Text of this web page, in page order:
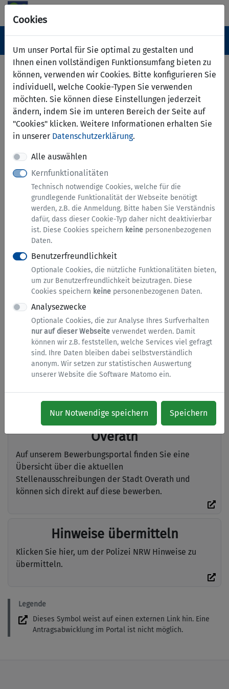
Cookies
Um unser Portal für Sie optimal zu gestalten und
Ihnen einen vollständigen Funktionsumfang bieten zu
können, verwenden wir Cookies. Bitte konfigurieren Sie
individuell, welche Cookie-Typen Sie verwenden
möchten. Sie können diese Einstellungen jederzeit
ändern, indem Sie im unteren Bereich der Seite auf
"Cookies" klicken. Weitere Informationen erhalten Sie
in unserer Datenschutzerklärung.
Alle auswählen
Kernfunktionalitäten
Technisch notwendige Cookies, welche für die
grundlegende Funktionalität der Webseite benötigt
werden, z.B. die Anmeldung. Bitte haben Sie Verständnis
dafür, dass dieser Cookie-Typ daher nicht deaktivierbar
ist. Diese Cookies speichern keine personenbezogenen
Daten.
Benutzerfreundlichkeit
Optionale Cookies, die nützliche Funktionalitäten bieten,
um zur Benutzerfreundlichkeit beizutragen. Diese
Cookies speichern keine personenbezogenen Daten.
Analysezwecke
Optionale Cookies, die zur Analyse Ihres Surfverhalten
nur auf dieser Webseite verwendet werden. Damit
können wir z.B. feststellen, welche Services viel gefragt
sind. Ihre Daten bleiben dabei selbstverständlich
anonym. Wir setzen zur statistischen Auswertung
unserer Website die Software Matomo ein.
Nur Notwendige speichern Speichern
Serviceübersicht
zurück
Services A bis Z
Allgemeine Anfragen und
Terminvereinbarung Bürgerbüro
Reservieren Sie für Ihr Anliegen einen Termin im
Bürgerbüro.
Fundbüro
Hier geht's zum Fundbüro online.
Bewerbungsportal der Stadt
Overath
Auf unserem Bewerbungsportal finden Sie eine
Übersicht über die aktuellen
Stellenausschreibungen der Stadt Overath und
können sich direkt auf diese bewerben.
Hinweise übermitteln
Klicken Sie hier, um der Polizei NRW Hinweise zu
übermitteln.
Legende
Dieses Symbol weist auf einen externen Link hin. Eine
Antragsabwicklung im Portal ist nicht möglich.